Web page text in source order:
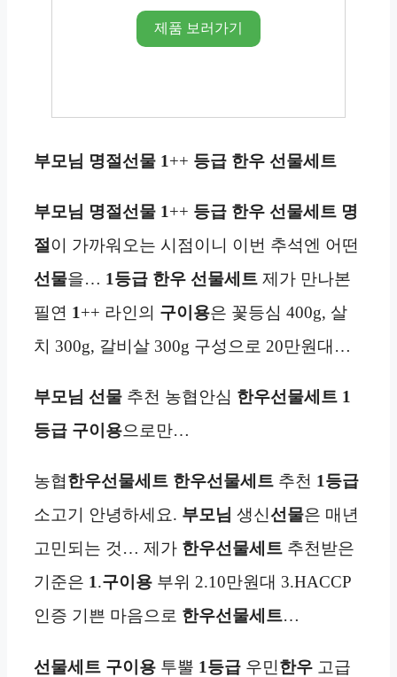
제품 보러가기
부모님 명절선물 1++ 등급 한우 선물세트
부모님 명절선물 1++ 등급 한우 선물세트 명
절이 가까워오는 시점이니 이번 추석엔 어떤
선물을… 1등급 한우 선물세트 제가 만나본
필연 1++ 라인의 구이용은 꽃등심 400g, 살
치 300g, 갈비살 300g 구성으로 20만원대…
부모님 선물 추천 농협안심 한우선물세트 1
등급 구이용으로만…
농협한우선물세트 한우선물세트 추천 1등급
소고기 안녕하세요. 부모님 생신선물은 매년
고민되는 것… 제가 한우선물세트 추천받은
기준은 1.구이용 부위 2.10만원대 3.HACCP
인증 기쁜 마음으로 한우선물세트…
선물세트 구이용 투뿔 1등급 우민한우 고급